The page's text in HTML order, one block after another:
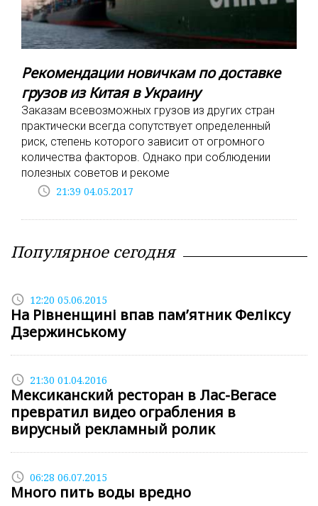
Рекомендации новичкам по доставке
грузов из Китая в Украину
Заказам всевозможных грузов из других стран
практически всегда сопутствует определенный
риск, степень которого зависит от огромного
количества факторов. Однако при соблюдении
полезных советов и рекоме
access_time 21:39 04.05.2017
Популярное сегодня
access_time 12:20 05.06.2015
На Рівненщині впав пам’ятник Феліксу
Дзержинському
access_time 21:30 01.04.2016
Мексиканский ресторан в Лас-Вегасе
превратил видео ограбления в
вирусный рекламный ролик
access_time 06:28 06.07.2015
Много пить воды вредно